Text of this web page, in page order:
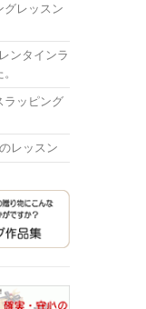
グレッスン
ンタインラ
ラッピング
レッスン